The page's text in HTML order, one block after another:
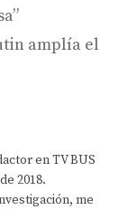
amplía el
en TV BUS
2018.
me